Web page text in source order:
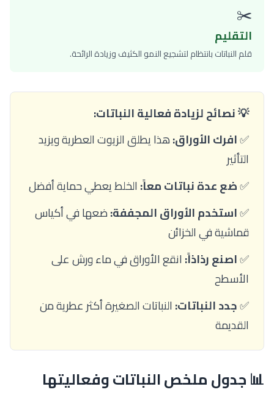
✂️
التقليم
قلم النباتات بانتظام لتشجيع النمو الكثيف وزيادة الرائحة.
💡 نصائح لزيادة فعالية النباتات:
✅افرك الأوراق:هذا يطلق الزيوت العطرية ويزيد
التأثير
✅ضع عدة نباتات معاً: الخلط يعطي حماية أفضل
✅استخدم الأوراق المجففة:ضعها في أكياس
قماشية في الخزائن
✅اصنع رذاذاً: انقع الأوراق في ماء ورش على
الأسطح
✅جدد النباتات: النباتات الصغيرة أكثر عطرية من
القديمة
📊 جدول ملخص النباتات وفعاليتها